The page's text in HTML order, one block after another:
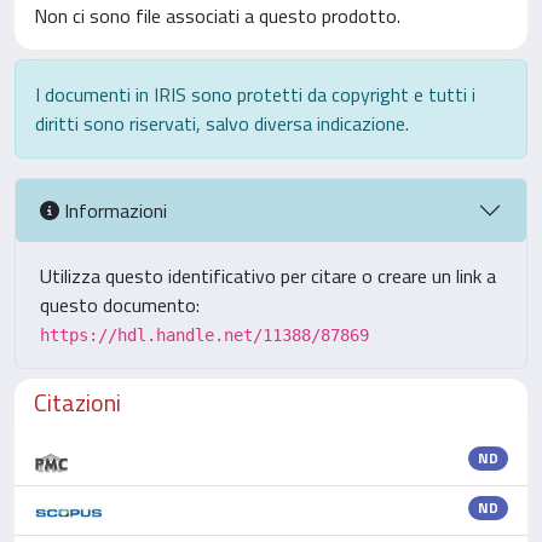
Non ci sono file associati a questo prodotto.
I documenti in IRIS sono protetti da copyright e tutti i
diritti sono riservati, salvo diversa indicazione.
Informazioni
Utilizza questo identificativo per citare o creare un link a
questo documento:
https://hdl.handle.net/11388/87869
Citazioni
ND
ND